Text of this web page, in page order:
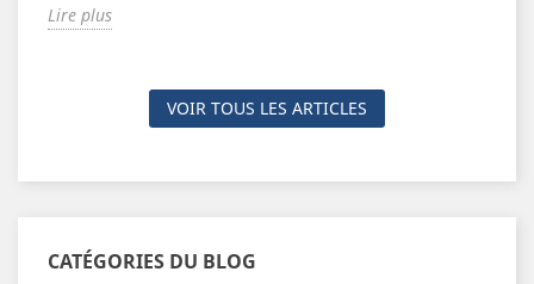
Lire plus
VOIR TOUS LES ARTICLES
CATÉGORIES DU BLOG